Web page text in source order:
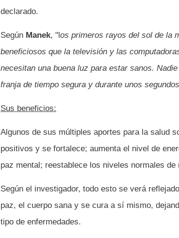
declarado.
Según Manek, "los primeros rayos del sol de la
beneficiosos que la televisión y las
necesitan una buena luz para estar sanos.
franja de tiempo segura y durante unos segundos
Sus beneficios:
Algunos de sus múltiples aportes para la salud
positivos y se fortalece; aumenta el nivel de
paz mental; reestablece los niveles normales
Según el investigador, todo esto se verá
paz, el cuerpo sana y se cura a sí mismo,
tipo de enfermedades.